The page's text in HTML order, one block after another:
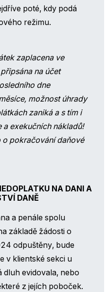
poté, kdy podá
režimu.
zaplacena ve
na účet
dne
možnost úhrady
zaniká a s tím i
a exekučních nákladů!
pokračování daňové
NA DANI A
DANĚ
a penále spolu
základě žádosti o
odpuštěny, bude
v klientské sekci u
evidovala, nebo
z jejích poboček.